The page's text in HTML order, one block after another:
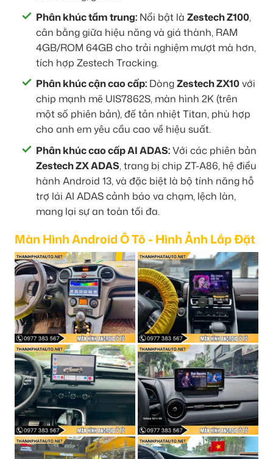
Phân khúc tầm trung: Nổi bật là Zestech Z100,
cân bằng giữa hiệu năng và giá thành, RAM
4GB/ROM 64GB cho trải nghiệm mượt mà hơn,
tích hợp Zestech Tracking.
Phân khúc cận cao cấp: DòngZestech ZX10với
chip mạnh mẽ UIS7862S, màn hình 2K (trên
một số phiên bản), đế tản nhiệt Titan, phù hợp
cho anh em yêu cầu cao về hiệu suất.
Phân khúc cao cấp AI ADAS:Với các phiên bản
Zestech ZX ADAS, trang bị chip ZT-A86, hệ điều
hành Android 13, và đặc biệt là bộ tính năng hỗ
trợ lái AI ADAS cảnh báo va chạm, lệch làn,
mang lại sự an toàn tối đa.
Màn Hình Android Ô Tô - Hình Ảnh Lắp Đặt